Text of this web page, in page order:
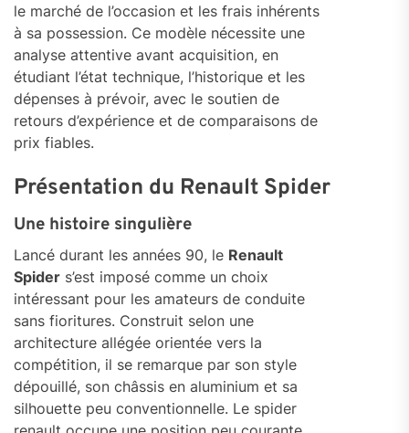
le marché de l’occasion et les frais inhérents
à sa possession. Ce modèle nécessite une
analyse attentive avant acquisition, en
étudiant l’état technique, l’historique et les
dépenses à prévoir, avec le soutien de
retours d’expérience et de comparaisons de
prix fiables.
Présentation du Renault Spider
Une histoire singulière
Lancé durant les années 90, le Renault
Spider s’est imposé comme un choix
intéressant pour les amateurs de conduite
sans fioritures. Construit selon une
architecture allégée orientée vers la
compétition, il se remarque par son style
dépouillé, son châssis en aluminium et sa
silhouette peu conventionnelle. Le spider